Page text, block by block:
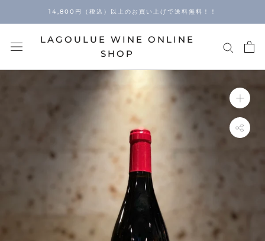
14,800円（税込）以上のお買い上げで送料無料！！
LAGOULUE WINE ONLINE
SHOP